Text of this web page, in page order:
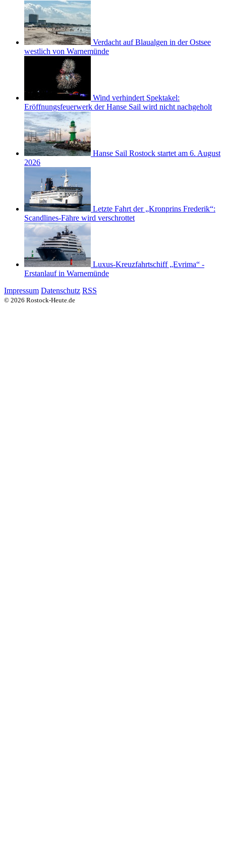
Verdacht auf Blaualgen in der Ostsee
westlich von Warnemünde
Wind verhindert Spektakel:
Eröffnungsfeuerwerk der Hanse Sail wird nicht nachgeholt
Hanse Sail Rostock startet am 6. August
2026
Letzte Fahrt der „Kronprins Frederik“:
Scandlines-Fähre wird verschrottet
Luxus-Kreuzfahrtschiff „Evrima“ -
Erstanlauf in Warnemünde
Impressum Datenschutz RSS
© 2026 Rostock-Heute.de